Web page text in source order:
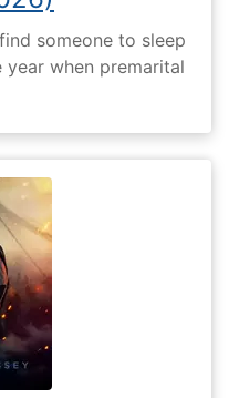
someone to sleep
when premarital